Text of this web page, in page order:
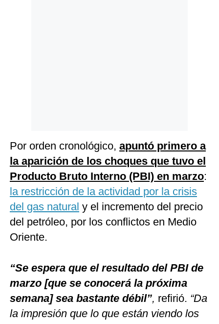
Por orden cronológico, apuntó primero a
la aparición de los choques que tuvo el
Producto Bruto Interno (PBI) en marzo:
la restricción de la actividad por la crisis
del gas natural y el incremento del precio
del petróleo, por los conflictos en Medio
Oriente.
“Se espera que el resultado del PBI de
marzo [que se conocerá la próxima
semana] sea bastante débil”, refirió. “Da
la impresión que lo que están viendo los